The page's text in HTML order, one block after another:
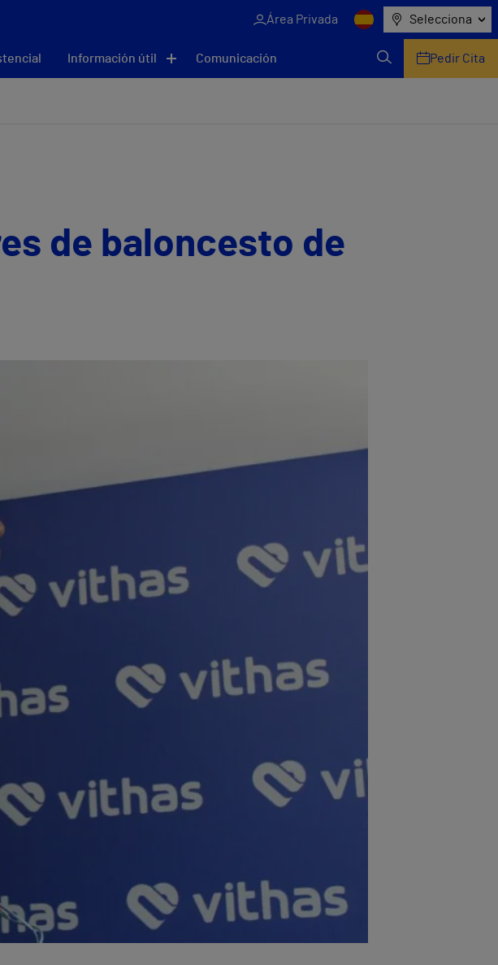
Área Privada Selecciona
Información útil Comunicación Pedir Cita
de baloncesto de